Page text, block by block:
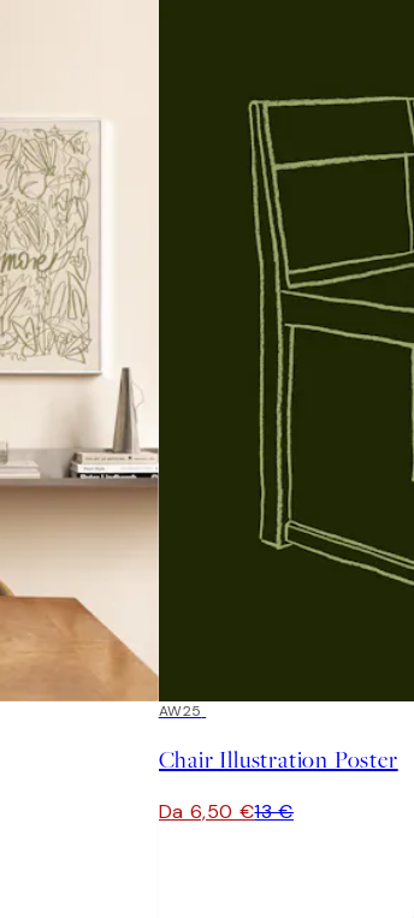
50%*
AW25
Chair Illustration Poster
Da 6,50 €13 €